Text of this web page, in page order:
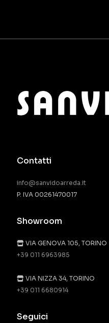
Contatti
info@sanvidoarreda.it
P. IVA 00261470017
Showroom
VIA GENOVA 105, TORINO
+39 011 6963985
VIA NIZZA 34, TORINO
+39 011 6680914
Seguici